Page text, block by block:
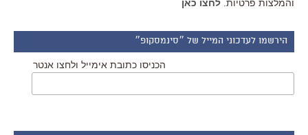
והמלצות פרטיות. לחצו כאן
הירשמו לעדכוני המייל של ״סינמסקופ״
הכניסו כתובת אימייל ולחצו אנטר